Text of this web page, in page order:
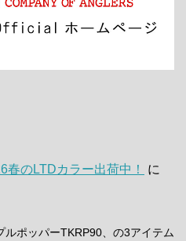
春のLTDカラー出荷中！
に
ルポッパーTKRP90、の3アイテム